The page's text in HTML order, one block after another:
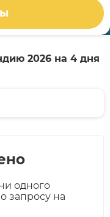
2026 на 4 дня
одного
запросу на